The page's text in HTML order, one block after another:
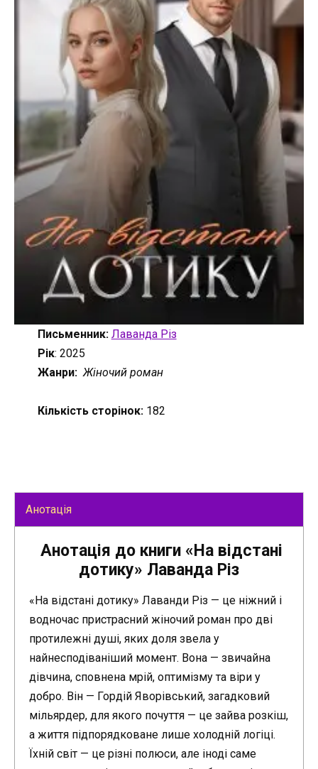
Письменник: Лаванда Різ
Рік: 2025
Жанри: Жіночий роман
Кількість сторінок:182
Анотація
Анотація до книги «На відстані
дотику» Лаванда Різ
«На відстані дотику» Лаванди Різ — це ніжний і
водночас пристрасний жіночий роман про дві
протилежні душі, яких доля звела у
найнесподіваніший момент. Вона — звичайна
дівчина, сповнена мрій, оптимізму та віри у
добро. Він — Гордій Яворівський, загадковий
мільярдер, для якого почуття — це зайва розкіш,
а життя підпорядковане лише холодній логіці.
Їхній світ — це різні полюси, але іноді саме